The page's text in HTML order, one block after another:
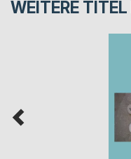
WEITERE TITEL